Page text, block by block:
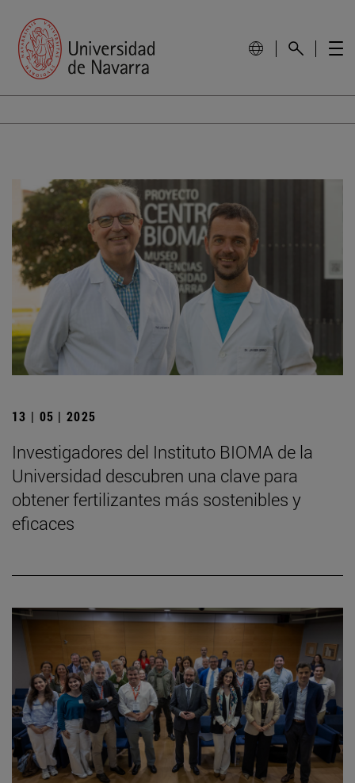
13 | 05 | 2025
Investigadores del Instituto BIOMA de la
Universidad descubren una clave para
obtener fertilizantes más sostenibles y
eficaces